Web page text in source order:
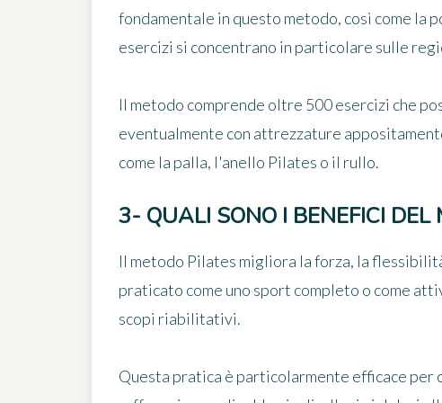
fondamentale in questo metodo, così come la
esercizi si concentrano in particolare sulle
Il metodo comprende oltre 500 esercizi che
eventualmente con attrezzature
come la palla, l'anello Pilates o il rullo.
3- QUALI SONO I BENEFICI DEL
Il metodo Pilates migliora la forza, la
praticato come uno sport completo o come
scopi riabilitativi.
Questa pratica è particolarmente efficace